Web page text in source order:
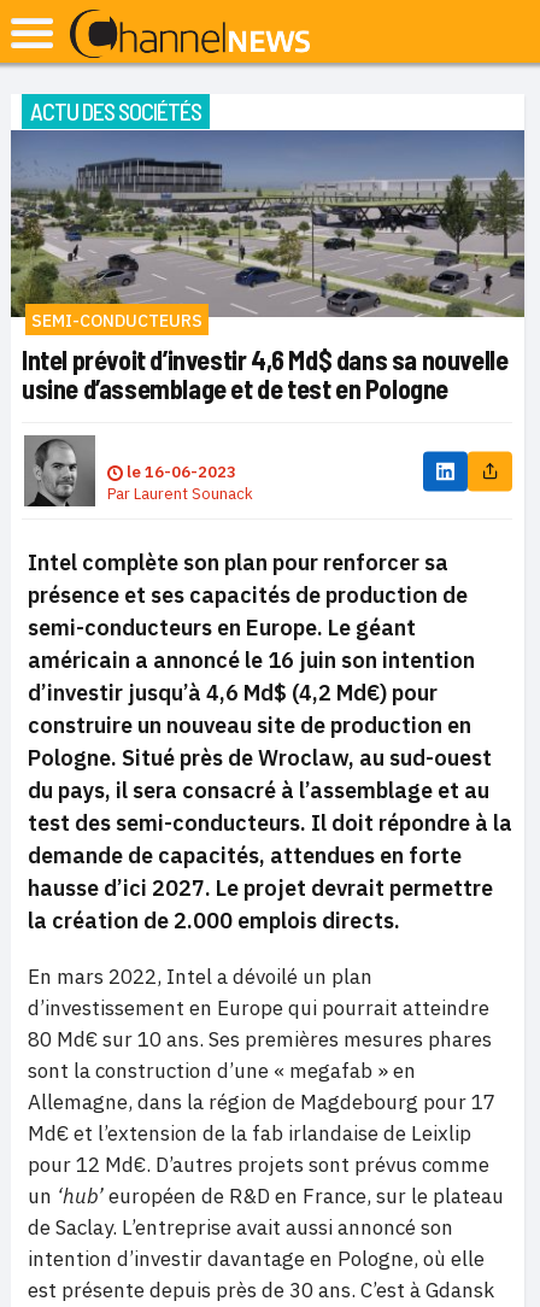
ACTU DES SOCIÉTÉS
SEMI-CONDUCTEURS
Intel prévoit d’investir 4,6 Md$ dans sa nouvelle
usine d’assemblage et de test en Pologne
le16-06-2023
ParLaurent Sounack
Intel complète son plan pour renforcer sa
présence et ses capacités de production de
semi-conducteurs en Europe. Le géant
américain a annoncé le 16 juin son intention
d’investir jusqu’à 4,6 Md$ (4,2 Md€) pour
construire un nouveau site de production en
Pologne. Situé près de Wroclaw, au sud-ouest
du pays, il sera consacré à l’assemblage et au
test des semi-conducteurs. Il doit répondre à la
demande de capacités, attendues en forte
hausse d’ici 2027. Le projet devrait permettre
la création de 2.000 emplois directs.
En mars 2022, Intel a dévoilé un plan
d’investissement en Europe qui pourrait atteindre
80 Md€ sur 10 ans. Ses premières mesures phares
sont la construction d’une « megafab » en
Allemagne, dans la région de Magdebourg pour 17
Md€ et l’extension de la fab irlandaise de Leixlip
pour 12 Md€. D’autres projets sont prévus comme
un ‘hub’européen de R&D en France, sur le plateau
de Saclay. L’entreprise avait aussi annoncé son
intention d’investir davantage en Pologne, où elle
est présente depuis près de 30 ans. C’est à Gdansk